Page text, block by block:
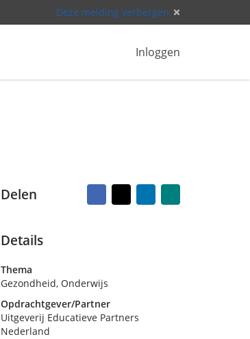
Deze melding verbergen
Inloggen
Delen Facebook
X LinkedInNaar
vriend
Details
Thema
Gezondheid, Onderwijs
Opdrachtgever/Partner
Uitgeverij Educatieve Partners
Nederland